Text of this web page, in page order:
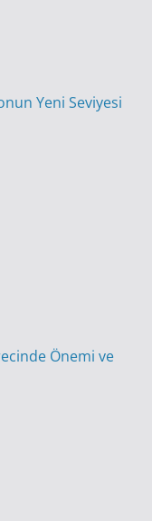
Yeni Seviyesi
Önemi ve